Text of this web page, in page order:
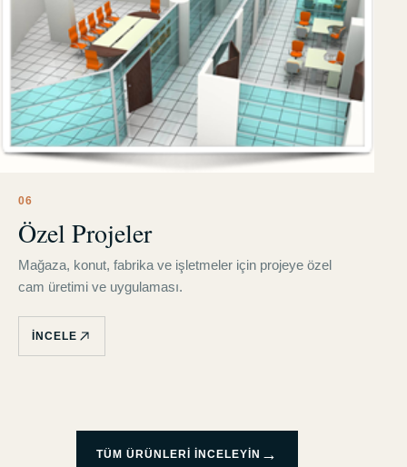
06
Özel Projeler
Mağaza, konut, fabrika ve işletmeler için projeye özel
cam üretimi ve uygulaması.
İNCELE
TÜM ÜRÜNLERI INCELEYIN →